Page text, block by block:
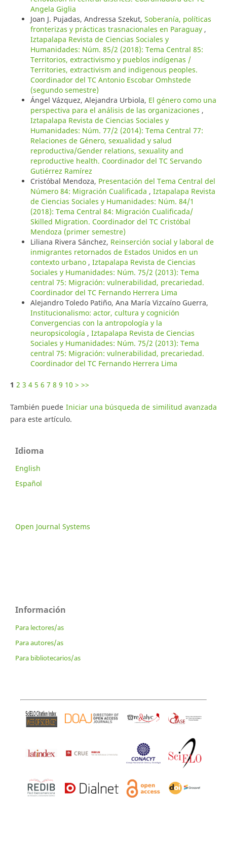
Angela Giglia
Joan J. Pujadas, Andressa Szekut, Soberanía, políticas
fronterizas y prácticas trasnacionales en Paraguay ,
Iztapalapa Revista de Ciencias Sociales y
Humanidades: Núm. 85/2 (2018): Tema Central 85:
Territorios, extractivismo y pueblos indígenas /
Territories, extractivism and indigenous peoples.
Coordinador del TC Antonio Escobar Omhstede
(segundo semestre)
Ángel Vázquez, Alejandra Urbiola, El género como una
perspectiva para el análisis de las organizaciones ,
Iztapalapa Revista de Ciencias Sociales y
Humanidades: Núm. 77/2 (2014): Tema Central 77:
Relaciones de Género, sexualidad y salud
reproductiva/Gender relations, sexuality and
reproductive health. Coordinador del TC Servando
Gutiérrez Ramírez
Cristóbal Mendoza, Presentación del Tema Central del
Número 84: Migración Cualificada , Iztapalapa Revista
de Ciencias Sociales y Humanidades: Núm. 84/1
(2018): Tema Central 84: Migración Cualificada/
Skilled Migration. Coordinador del TC Cristóbal
Mendoza (primer semestre)
Liliana Rivera Sánchez, Reinserción social y laboral de
inmigrantes retornados de Estados Unidos en un
contexto urbano , Iztapalapa Revista de Ciencias
Sociales y Humanidades: Núm. 75/2 (2013): Tema
central 75: Migración: vulnerabilidad, precariedad.
Coordinador del TC Fernando Herrera Lima
Alejandro Toledo Patiño, Ana María Vizcaíno Guerra,
Institucionalismo: actor, cultura y cognición
Convergencias con la antropología y la
neuropsicología , Iztapalapa Revista de Ciencias
Sociales y Humanidades: Núm. 75/2 (2013): Tema
central 75: Migración: vulnerabilidad, precariedad.
Coordinador del TC Fernando Herrera Lima
1 2 3 4 5 6 7 8 9 10 > >>
También puede Iniciar una búsqueda de similitud avanzada
para este artículo.
Idioma
English
Español
Open Journal Systems
Información
Para lectores/as
Para autores/as
Para bibliotecarios/as